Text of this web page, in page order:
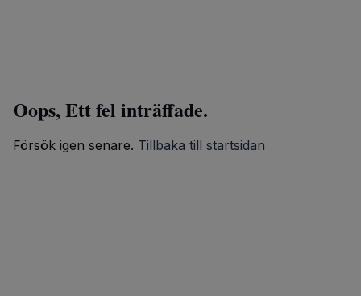
Oops, Ett fel inträffade.
Försök igen senare. Tillbaka till startsidan